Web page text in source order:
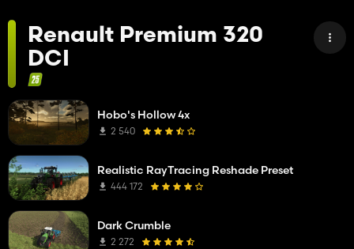
Renault Premium 320
DCI
Hobo's Hollow 4x
2 540
Realistic RayTracing Reshade Preset
444 172
Dark Crumble
2 272